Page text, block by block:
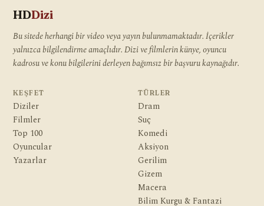
HDDizi
Bu sitede herhangi bir video veya yayın bulunmamaktadır. İçerikler
yalnızca bilgilendirme amaçlıdır. Dizi ve filmlerin künye, oyuncu
kadrosu ve konu bilgilerini derleyen bağımsız bir başvuru kaynağıdır.
KEŞFET
Diziler
Filmler
Top 100
Oyuncular
Yazarlar
TÜRLER
Dram
Suç
Komedi
Aksiyon
Gerilim
Gizem
Macera
Bilim Kurgu & Fantazi